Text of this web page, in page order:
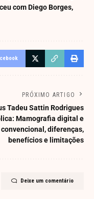
com Diego Borges
PRÓXIMO ARTIGO
Tadeu Sattin Rodrigues
Mamografia digital e
convencional, diferenças,
benefícios e limitações
Deixe um comentário